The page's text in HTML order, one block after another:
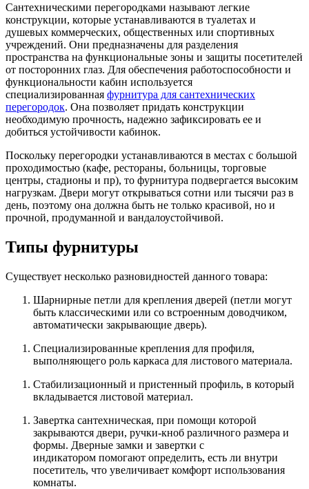
Сантехническими перегородками называют легкие
конструкции, которые устанавливаются в туалетах и
душевых коммерческих, общественных или спортивных
учреждений. Они предназначены для разделения
пространства на функциональные зоны и защиты посетителей
от посторонних глаз. Для обеспечения работоспособности и
функциональности кабин используется
специализированная фурнитура для сантехнических
перегородок. Она позволяет придать конструкции
необходимую прочность, надежно зафиксировать ее и
добиться устойчивости кабинок.
Поскольку перегородки устанавливаются в местах с большой
проходимостью (кафе, рестораны, больницы, торговые
центры, стадионы и пр), то фурнитура подвергается высоким
нагрузкам. Двери могут открываться сотни или тысячи раз в
день, поэтому она должна быть не только красивой, но и
прочной, продуманной и вандалоустойчивой.
Типы фурнитуры
Существует несколько разновидностей данного товара:
Шарнирные петли для крепления дверей (петли могут
быть классическими или со встроенным доводчиком,
автоматически закрывающие дверь).
Специализированные крепления для профиля,
выполняющего роль каркаса для листового материала.
Стабилизационный и пристенный профиль, в который
вкладывается листовой материал.
Завертка сантехническая, при помощи которой
закрываются двери, ручки-кноб различного размера и
формы. Дверные замки и завертки с
индикатором помогают определить, есть ли внутри
посетитель, что увеличивает комфорт использования
комнаты.